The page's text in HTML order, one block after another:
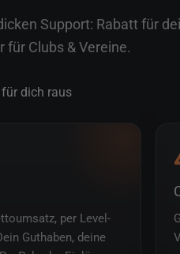
Support: Rabatt für
für Clubs & Vereine.
dich raus
per Level-
Guthaben, deine